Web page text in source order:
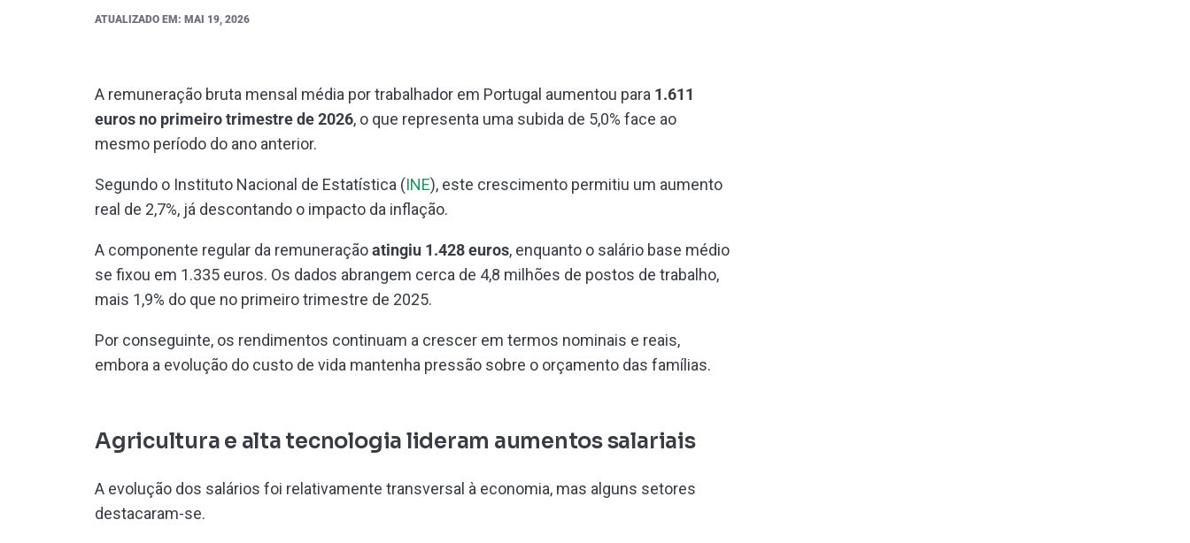
ATUALIZADO EM: MAI 19, 2026
A remuneração bruta mensal média por trabalhador em Portugal aumentou para 1.611
euros no primeiro trimestre de 2026, o que representa uma subida de 5,0% face ao
mesmo período do ano anterior.
Segundo o Instituto Nacional de Estatística (INE), este crescimento permitiu um aumento
real de 2,7%, já descontando o impacto da inflação.
A componente regular da remuneraçãoatingiu 1.428 euros, enquanto o salário base médio
se fixou em 1.335 euros. Os dados abrangem cerca de 4,8 milhões de postos de trabalho,
mais 1,9% do que no primeiro trimestre de 2025.
Por conseguinte, os rendimentos continuam a crescer em termos nominais e reais,
embora a evolução do custo de vida mantenha pressão sobre o orçamento das famílias.
Agricultura e alta tecnologia lideram aumentos salariais
A evolução dos salários foi relativamente transversal à economia, mas alguns setores
destacaram-se.